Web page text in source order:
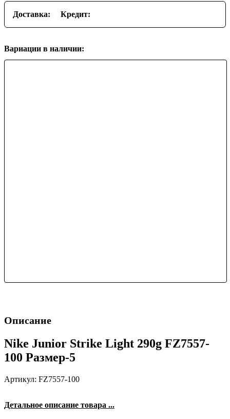
Доставка: Кредит:
Вариации в наличии:
Описание
Nike Junior Strike Light 290g FZ7557-
100 Размер-5
Артикул: FZ7557-100
Детальное описание товара ...